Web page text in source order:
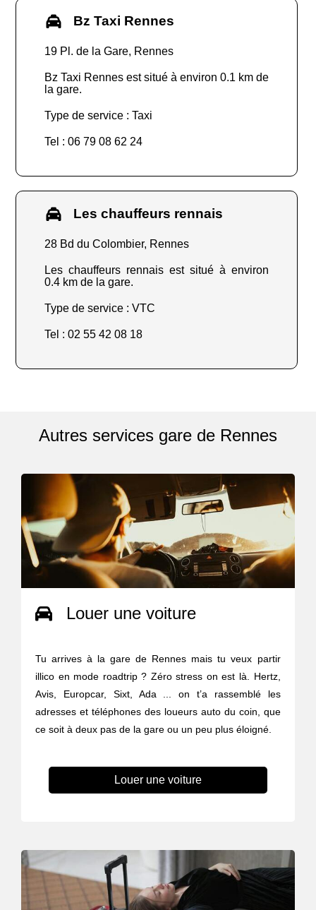
Bz Taxi Rennes
19 Pl. de la Gare, Rennes
Bz Taxi Rennes est situé à environ 0.1 km de
la gare.
Type de service : Taxi
Tel : 06 79 08 62 24
Les chauffeurs rennais
28 Bd du Colombier, Rennes
Les chauffeurs rennais est situé à environ
0.4 km de la gare.
Type de service : VTC
Tel : 02 55 42 08 18
Autres services gare de Rennes
Louer une voiture
Tu arrives à la gare de Rennes mais tu veux partir
illico en mode roadtrip ? Zéro stress on est là. Hertz,
Avis, Europcar, Sixt, Ada ... on t’a rassemblé les
adresses et téléphones des loueurs auto du coin, que
ce soit à deux pas de la gare ou un peu plus éloigné.
Louer une voiture